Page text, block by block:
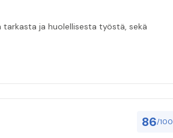
ja huolellisesta työstä, sekä
86/100